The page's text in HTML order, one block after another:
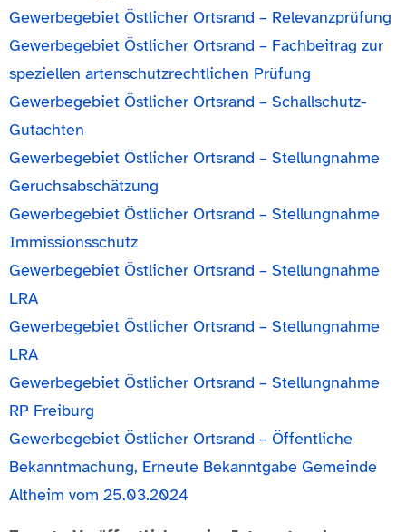
Gewerbegebiet Östlicher Ortsrand – Relevanzprüfung
Gewerbegebiet Östlicher Ortsrand – Fachbeitrag zur
speziellen artenschutzrechtlichen Prüfung
Gewerbegebiet Östlicher Ortsrand – Schallschutz-
Gutachten
Gewerbegebiet Östlicher Ortsrand – Stellungnahme
Geruchsabschätzung
Gewerbegebiet Östlicher Ortsrand – Stellungnahme
Immissionsschutz
Gewerbegebiet Östlicher Ortsrand – Stellungnahme
LRA
Gewerbegebiet Östlicher Ortsrand – Stellungnahme
LRA
Gewerbegebiet Östlicher Ortsrand – Stellungnahme
RP Freiburg
Gewerbegebiet Östlicher Ortsrand – Öffentliche
Bekanntmachung, Erneute Bekanntgabe Gemeinde
Altheim vom 25.03.2024